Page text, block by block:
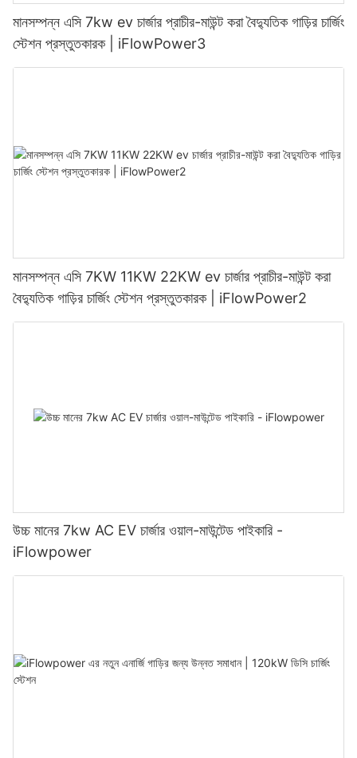
মানসম্পন্ন এসি 7kw ev চার্জার প্রাচীর-মাউন্ট করা বৈদ্যুতিক গাড়ির চার্জিং
স্টেশন প্রস্তুতকারক | iFlowPower3
মানসম্পন্ন এসি 7KW 11KW 22KW ev চার্জার প্রাচীর-মাউন্ট করা
বৈদ্যুতিক গাড়ির চার্জিং স্টেশন প্রস্তুতকারক | iFlowPower2
উচ্চ মানের 7kw AC EV চার্জার ওয়াল-মাউন্টেড পাইকারি -
iFlowpower